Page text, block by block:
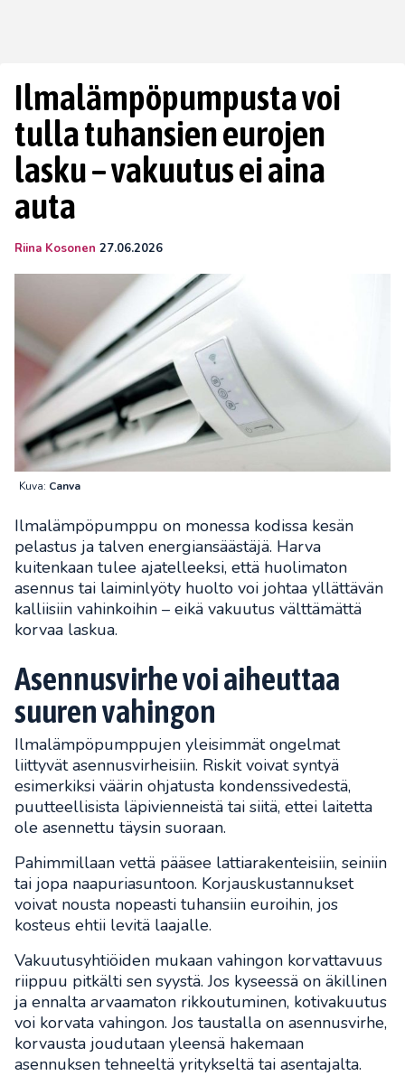
Ilmalämpöpumpusta voi
tulla tuhansien eurojen
lasku – vakuutus ei aina
auta
Riina Kosonen 27.06.2026
Kuva: Canva
Ilmalämpöpumppu on monessa kodissa kesän
pelastus ja talven energiansäästäjä. Harva
kuitenkaan tulee ajatelleeksi, että huolimaton
asennus tai laiminlyöty huolto voi johtaa yllättävän
kalliisiin vahinkoihin – eikä vakuutus välttämättä
korvaa laskua.
Asennusvirhe voi aiheuttaa
suuren vahingon
Ilmalämpöpumppujen yleisimmät ongelmat
liittyvät asennusvirheisiin. Riskit voivat syntyä
esimerkiksi väärin ohjatusta kondenssivedestä,
puutteellisista läpivienneistä tai siitä, ettei laitetta
ole asennettu täysin suoraan.
Pahimmillaan vettä pääsee lattiarakenteisiin, seiniin
tai jopa naapuriasuntoon. Korjauskustannukset
voivat nousta nopeasti tuhansiin euroihin, jos
kosteus ehtii levitä laajalle.
Vakuutusyhtiöiden mukaan vahingon korvattavuus
riippuu pitkälti sen syystä. Jos kyseessä on äkillinen
ja ennalta arvaamaton rikkoutuminen, kotivakuutus
voi korvata vahingon. Jos taustalla on asennusvirhe,
korvausta joudutaan yleensä hakemaan
asennuksen tehneeltä yritykseltä tai asentajalta.